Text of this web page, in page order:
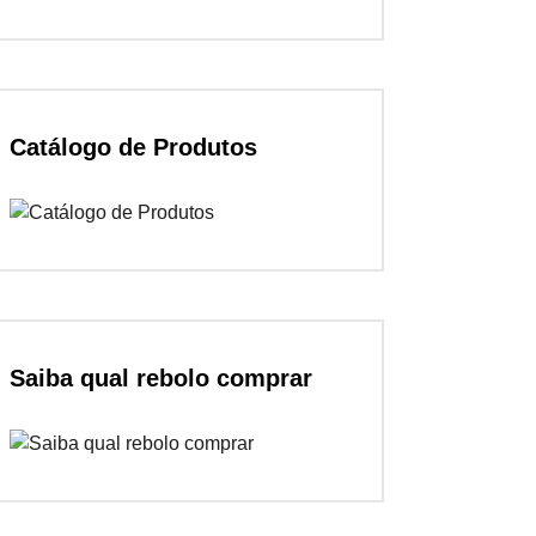
Catálogo de Produtos
Saiba qual rebolo comprar